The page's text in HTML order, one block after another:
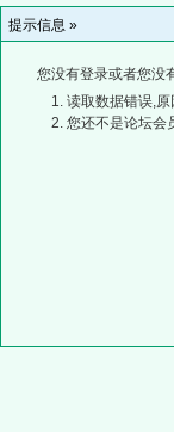
提示信息 »
您没有登录或者您没
读取数据错误,
您还不是论坛会